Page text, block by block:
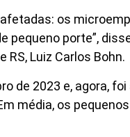
os
pequeno porte”,
Luiz Carlos Bohn.
de 2023 e, agora,
média, os